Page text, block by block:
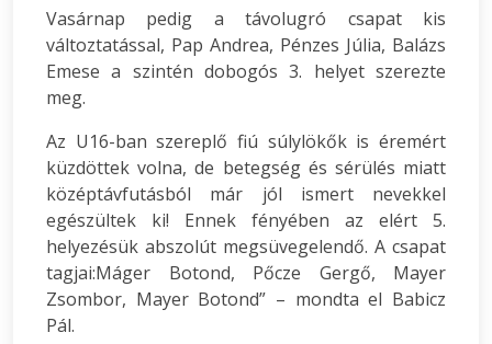
Vasárnap pedig a távolugró csapat kis
változtatással, Pap Andrea, Pénzes Júlia, Balázs
Emese a szintén dobogós 3. helyet szerezte
meg.
Az U16-ban szereplő fiú súlylökők is éremért
küzdöttek volna, de betegség és sérülés miatt
középtávfutásból már jól ismert nevekkel
egészültek ki! Ennek fényében az elért 5.
helyezésük abszolút megsüvegelendő. A csapat
tagjai:Máger Botond, Pőcze Gergő, Mayer
Zsombor, Mayer Botond” – mondta el Babicz
Pál.